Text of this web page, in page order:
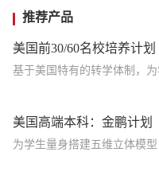
推荐产品
美国前30/60名校培养计划
美国高端本科：金鹏计划